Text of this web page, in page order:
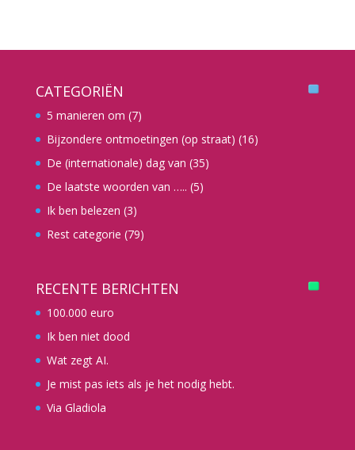
CATEGORIËN
5 manieren om (7)
Bijzondere ontmoetingen (op straat) (16)
De (internationale) dag van (35)
De laatste woorden van ….. (5)
Ik ben belezen (3)
Rest categorie (79)
RECENTE BERICHTEN
100.000 euro
Ik ben niet dood
Wat zegt AI.
Je mist pas iets als je het nodig hebt.
Via Gladiola